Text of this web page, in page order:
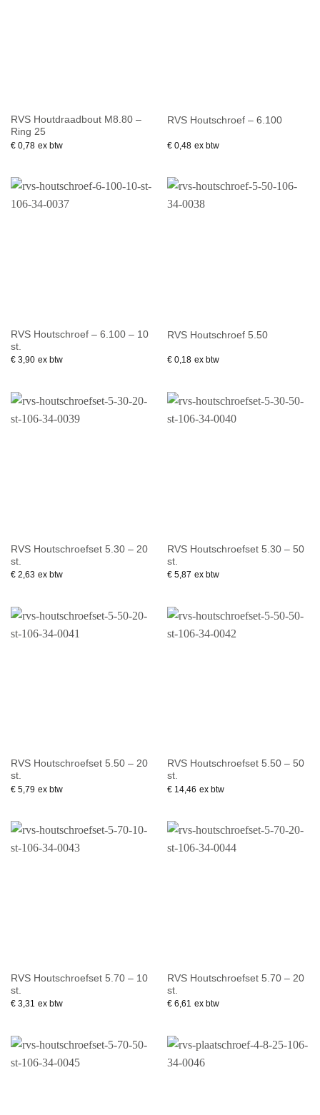
RVS Houtdraadbout M8.80 –
Ring 25
€0,78 ex btw
RVS Houtschroef – 6.100
€0,48 ex btw
RVS Houtschroef – 6.100 – 10
st.
€3,90 ex btw
RVS Houtschroef 5.50
€0,18 ex btw
RVS Houtschroefset 5.30 – 20
st.
€2,63 ex btw
RVS Houtschroefset 5.30 – 50
st.
€5,87 ex btw
RVS Houtschroefset 5.50 – 20
st.
€5,79 ex btw
RVS Houtschroefset 5.50 – 50
st.
€14,46 ex btw
RVS Houtschroefset 5.70 – 10
st.
€3,31 ex btw
RVS Houtschroefset 5.70 – 20
st.
€6,61 ex btw